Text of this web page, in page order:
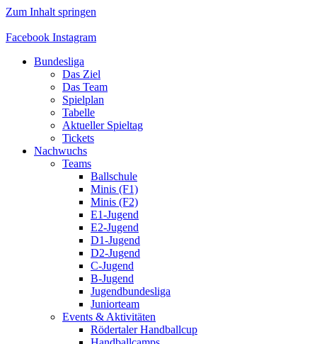
Zum Inhalt springen
Facebook Instagram
Bundesliga
Das Ziel
Das Team
Spielplan
Tabelle
Aktueller Spieltag
Tickets
Nachwuchs
Teams
Ballschule
Minis (F1)
Minis (F2)
E1-Jugend
E2-Jugend
D1-Jugend
D2-Jugend
C-Jugend
B-Jugend
Jugendbundesliga
Juniorteam
Events & Aktivitäten
Rödertaler Handballcup